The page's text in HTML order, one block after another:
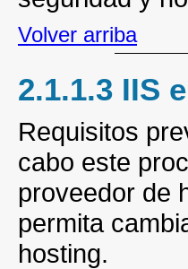
Volver arriba
2.1.1.3 IIS
Requisitos
cabo este
proveedor de
permita
hosting.